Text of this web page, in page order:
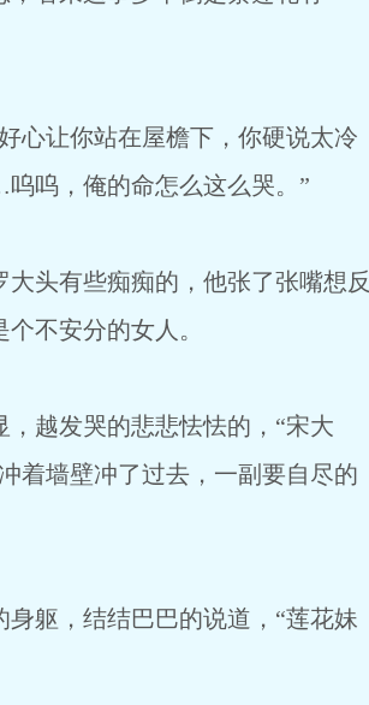
让你站在屋檐下，你硬说太冷
呜，俺的命怎么这么哭。”
头有些痴痴的，他张了张嘴想反
不安分的女人。
越发哭的悲悲怯怯的，“宋大
着墙壁冲了过去，一副要自尽的
躯，结结巴巴的说道，“莲花妹